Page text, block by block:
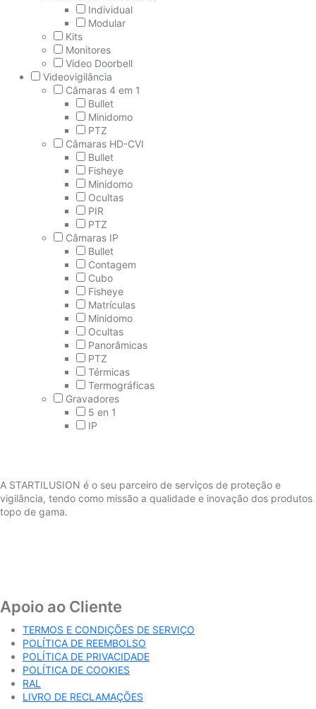
Individual
Modular
Kits
Monitores
Video Doorbell
Videovigilância
Câmaras 4 em 1
Bullet
Minidomo
PTZ
Câmaras HD-CVI
Bullet
Fisheye
Minidomo
Ocultas
PIR
PTZ
Câmaras IP
Bullet
Contagem
Cubo
Fisheye
Matrículas
Minidomo
Ocultas
Panorâmicas
PTZ
Térmicas
Termográficas
Gravadores
5 en 1
IP
A STARTILUSION é o seu parceiro de serviços de proteção e
vigilância, tendo como missão a qualidade e inovação dos produtos
topo de gama.
Apoio ao Cliente
TERMOS E CONDIÇÕES DE SERVIÇO
POLÍTICA DE REEMBOLSO
POLÍTICA DE PRIVACIDADE
POLÍTICA DE COOKIES
RAL
LIVRO DE RECLAMAÇÕES